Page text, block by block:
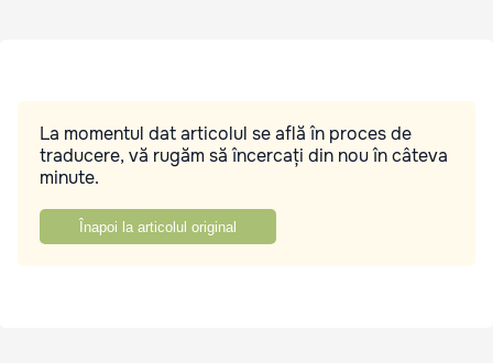
La momentul dat articolul se află în proces de
traducere, vă rugăm să încercați din nou în câteva
minute.
Înapoi la articolul original